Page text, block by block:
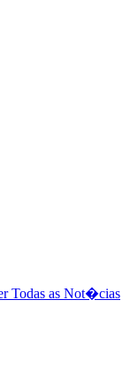
Todas as Not�cias